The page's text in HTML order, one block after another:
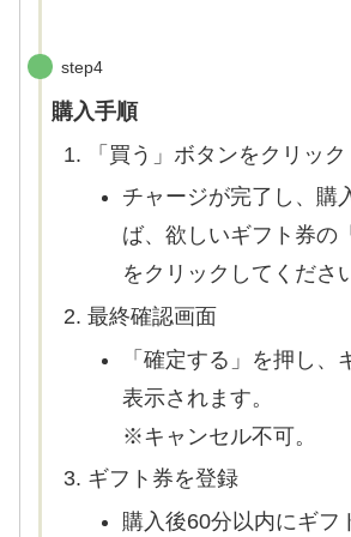
step4
購入手順
「買う」ボタンをクリック
チャージが完了し、購
ば、欲しいギフト券の
をクリックしてくださ
最終確認画面
「確定する」を押し、
表示されます。
※キャンセル不可。
ギフト券を登録
購入後60分以内にギフ